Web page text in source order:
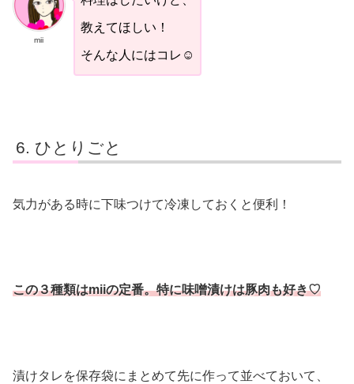
mii
教えてほしい！
そんな人にはコレ☺︎
ひとりごと
気力がある時に下味つけて冷凍しておくと便利！
この３種類はmiiの定番。特に味噌漬けは豚肉も好き♡
漬けタレを保存袋にまとめて先に作って並べておいて、